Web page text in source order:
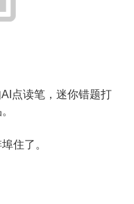
点读笔，迷你错题打
住了。